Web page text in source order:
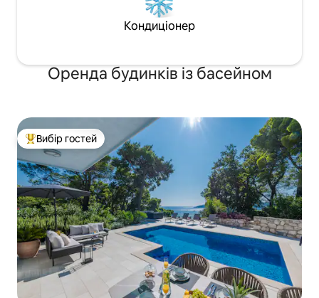
Кондиціонер
Оренда будинків із басейном
Топ вибір гостей
Вибір гостей